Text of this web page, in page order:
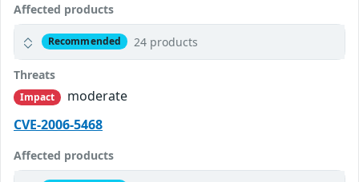
Affected products
Recommended 24 products
Threats
Impact
moderate
CVE-2006-5468
Affected products